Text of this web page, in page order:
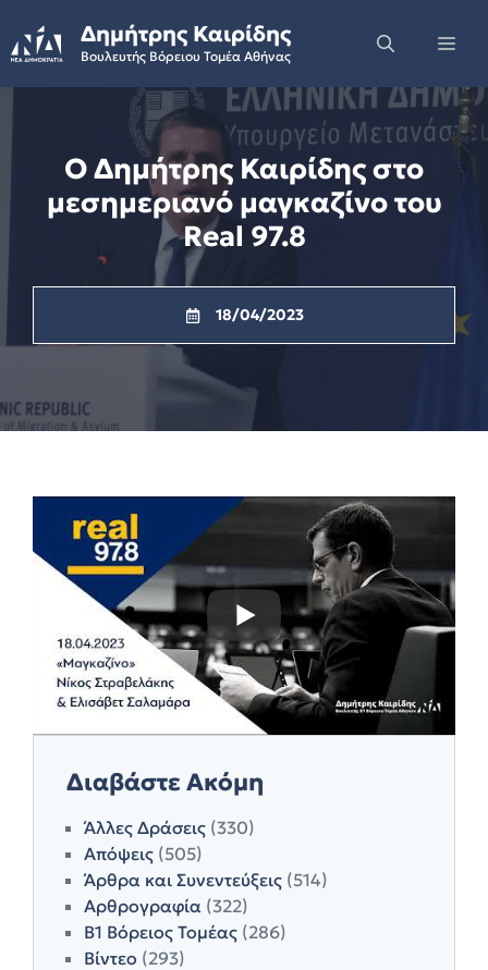
to
content
Δημήτρης Καιρίδης
Βουλευτής Βόρειου Τομέα Αθήνας
Ο Δημήτρης Καιρίδης στο
μεσημεριανό μαγκαζίνο του
Real 97.8
18/04/2023
Διαβάστε Ακόμη
Άλλες Δράσεις (330)
Απόψεις (505)
Άρθρα και Συνεντεύξεις (514)
Αρθρογραφία (322)
Β1 Βόρειος Τομέας (286)
Βίντεο (293)